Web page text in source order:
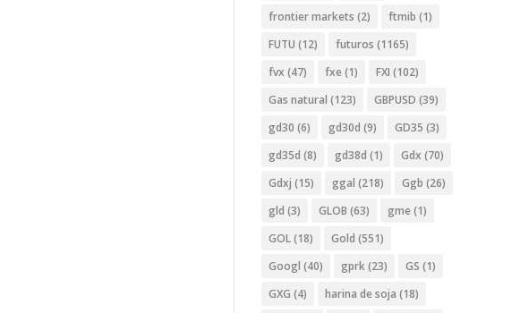
frontier markets (2) ftmib (1)
FUTU (12) futuros (1165)
fvx (47) fxe (1) FXI (102)
Gas natural (123) GBPUSD (39)
gd30 (6) gd30d (9) GD35 (3)
gd35d (8) gd38d (1) Gdx (70)
Gdxj (15) ggal (218) Ggb (26)
gld (3) GLOB (63) gme (1)
GOL(18) Gold (551)
Googl (40) gprk(23) GS (1)
GXG (4) harina de soja (18)